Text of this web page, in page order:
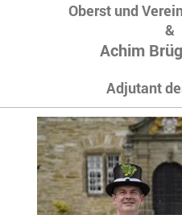
Oberst und
&
Achim
Adjutant